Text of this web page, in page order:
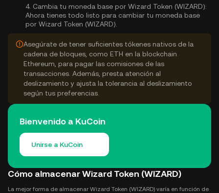
4. Cambia tu moneda base por Wizard Token (WIZARD):
Ahora tienes todo listo para cambiar tu moneda base
por Wizard Token (WIZARD).
Asegúrate de tener suficientes tókenes nativos de la
cadena de bloques, como ETH en la blockchain
Ethereum, para pagar las comisiones de las
transacciones. Además, presta atención al
deslizamiento y ajusta la tolerancia al deslizamiento
según tus preferencias.
Bienvenido a KuCoin
Unirse a KuCoin
Cómo almacenar Wizard Token (WIZARD)
La mejor forma de almacenar Wizard Token (WIZARD) varía en función de